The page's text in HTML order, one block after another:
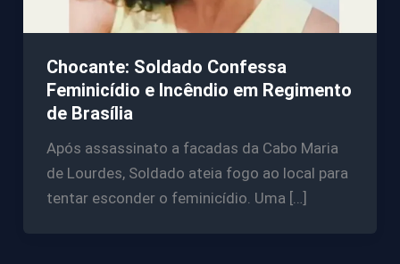
Chocante: Soldado Confessa
Feminicídio e Incêndio em Regimento
de Brasília
Após assassinato a facadas da Cabo Maria
de Lourdes, Soldado ateia fogo ao local para
tentar esconder o feminicídio. Uma […]